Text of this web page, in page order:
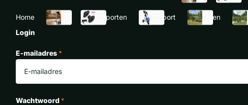
Home Fitness Binnensporten Buitensport Kamperen Huis
Login
E-mailadres *
Wachtwoord *